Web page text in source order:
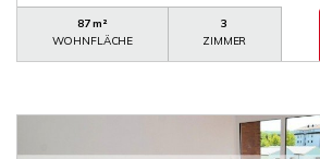
87 m²
WOHNFLÄCHE
3
ZIMMER